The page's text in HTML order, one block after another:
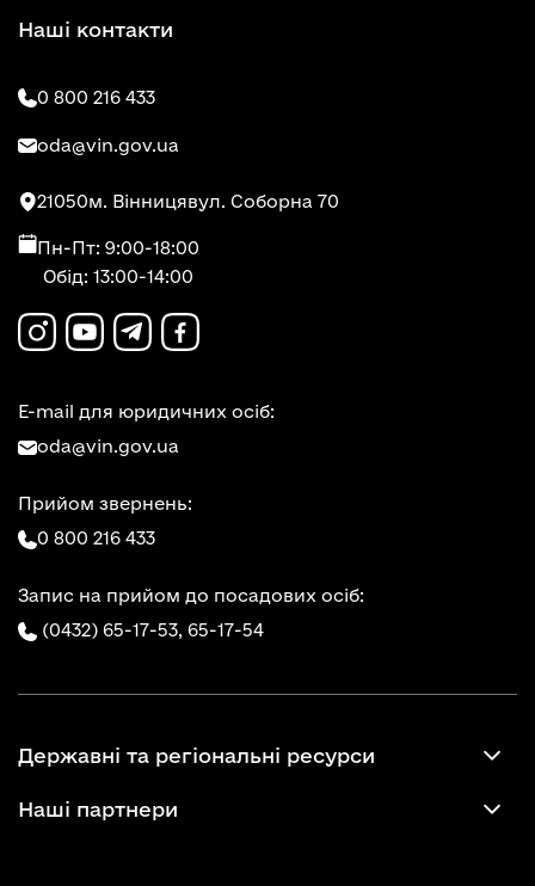
Наші контакти
0 800 216 433
oda@vin.gov.ua
21050м. Вінницявул. Соборна 70
Пн-Пт: 9:00-18:00
Обід: 13:00-14:00
E-mail для юридичних осіб:
oda@vin.gov.ua
Прийом звернень:
0 800 216 433
Запис на прийом до посадових осіб:
(0432) 65-17-53, 65-17-54
Державні та регіональні ресурси
Наші партнери